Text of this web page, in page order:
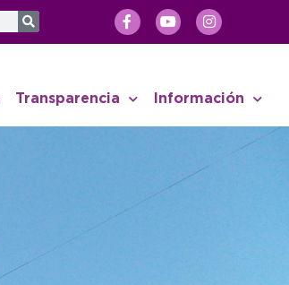
Transparencia Información